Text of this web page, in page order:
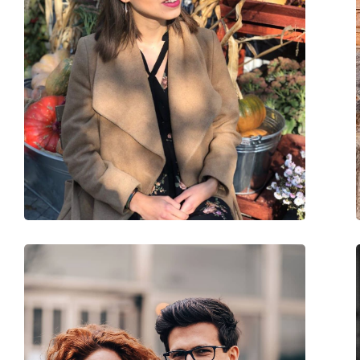
Категория:
Солнцезащитные
Бренд:
Ray-Ban
Использование:
Мода
Код:
RB4171 601/5Q 54
Доступен рецепт:
Да